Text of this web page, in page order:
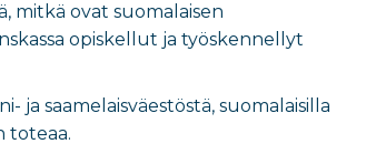
mitkä ovat suomalaisen
opiskellut ja työskennellyt
ja saamelaisväestöstä, suomalaisilla
toteaa.